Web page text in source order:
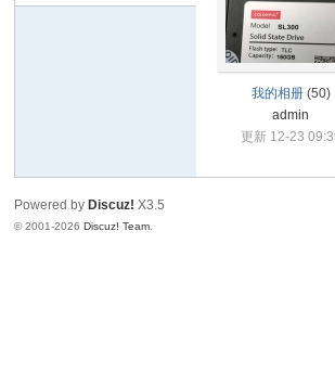
,
华
我的相册(50)
admin
更新 12-23
Powered by Discuz! X3.5
© 2001-2026Discuz! Team